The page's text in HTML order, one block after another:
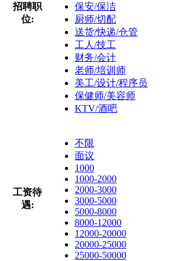
招聘职
位:
保安/保洁
厨师/切配
送货/快递/仓管
工人/技工
财务/会计
老师/培训师
美工/设计/程序员
保健师/美容师
KTV/酒吧
工资待
遇:
不限
面议
1000
1000-2000
2000-3000
3000-5000
5000-8000
8000-12000
12000-20000
20000-25000
25000-50000